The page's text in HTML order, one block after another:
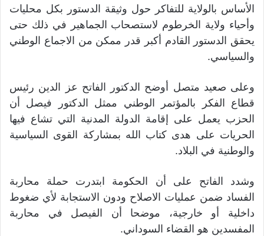
الأساس بالولاية للتفاكر حول وثيقة الدستور بكل محليات
وأحياء ولاية الخرطوم لاستصحاب الجماهير في ذلك حتى
يحقق الدستور القادم أكبر قدر ممكن من الاجماع الوطني
والسياسي.
وعلى صعيد متصل أوضح الدكتور الفاتح عز الدين رئيس
قطاع الفكر بالمؤتمر الوطني ممثل الدكتور فيصل أن
الحزب يعمل على إقامة الدولة المدنية التي تشاع فيها
الحريات على هدى كتاب الله بمشاركة القوى السياسية
والوطنية في البلاد.
وشدد الفاتح على أن الحكومة ابتدرت حملة محاربة
الفساد ضمن عمليات الاصلاح ودون الاستجابة لأي ضغوط
داخلية أو خارجية، موضحا أن الفيصل في محاربة
المفسدين هو القضاء السوداني.